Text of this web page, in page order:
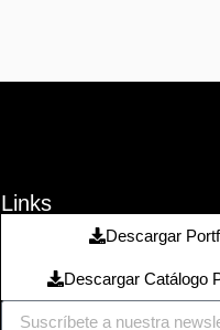
Links
Descargar
Descargar Catálogo